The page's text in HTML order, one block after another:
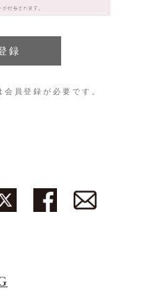
員登録が必要です。